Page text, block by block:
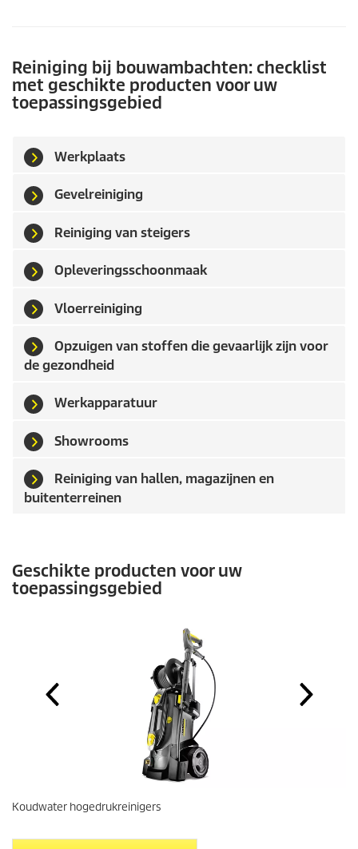
Reiniging bij bouwambachten: checklist
met geschikte producten voor uw
toepassingsgebied
Werkplaats
Gevelreiniging
Reiniging van steigers
Opleveringsschoonmaak
Vloerreiniging
Opzuigen van stoffen die gevaarlijk zijn voor
de gezondheid
Werkapparatuur
Showrooms
Reiniging van hallen, magazijnen en
buitenterreinen
Geschikte producten voor uw
toepassingsgebied
Koudwater hogedrukreinigers